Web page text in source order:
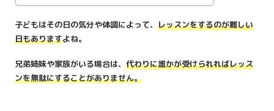
子どもはその日の気分や体調によって、 レッスンをするのが難しい
日もありますよね。
兄弟姉妹や家族がいる場合は、 代わりに誰かが受けられればレッス
ンを無駄にすることがありません。